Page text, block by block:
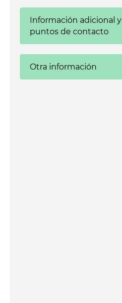
Información adicional y
puntos de contacto
Otra información